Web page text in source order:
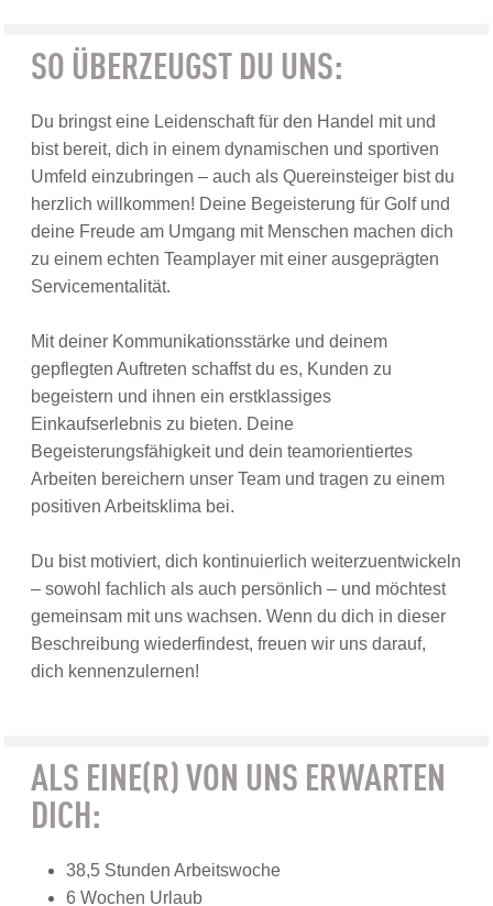
SO ÜBERZEUGST DU UNS:
Du bringst eine Leidenschaft für den Handel mit und
bist bereit, dich in einem dynamischen und sportiven
Umfeld einzubringen – auch als Quereinsteiger bist du
herzlich willkommen! Deine Begeisterung für Golf und
deine Freude am Umgang mit Menschen machen dich
zu einem echten Teamplayer mit einer ausgeprägten
Servicementalität.
Mit deiner Kommunikationsstärke und deinem
gepflegten Auftreten schaffst du es, Kunden zu
begeistern und ihnen ein erstklassiges
Einkaufserlebnis zu bieten. Deine
Begeisterungsfähigkeit und dein teamorientiertes
Arbeiten bereichern unser Team und tragen zu einem
positiven Arbeitsklima bei.
Du bist motiviert, dich kontinuierlich weiterzuentwickeln
– sowohl fachlich als auch persönlich – und möchtest
gemeinsam mit uns wachsen. Wenn du dich in dieser
Beschreibung wiederfindest, freuen wir uns darauf,
dich kennenzulernen!
ALS EINE(R) VON UNS ERWARTEN
DICH:
38,5 Stunden Arbeitswoche
6 Wochen Urlaub